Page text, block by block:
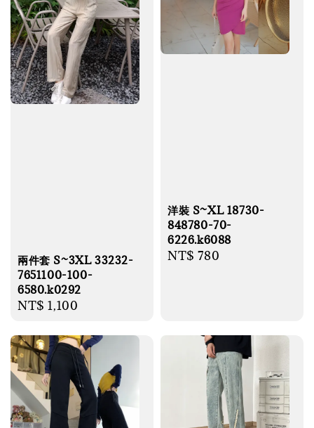
兩件套 S~3XL 33232-
7651100-100-
6580.k0292
Regular
NT$ 1,100
洋裝 S~XL 18730-
848780-70-
6226.k6088
Regular
NT$ 780